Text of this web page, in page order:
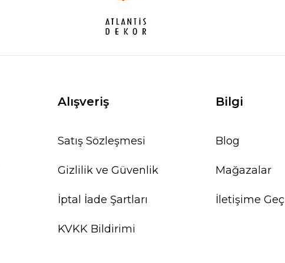
Alışveriş
Satış Sözleşmesi
Gizlilik ve Güvenlik
İptal İade Şartları
KVKK Bildirimi
Bilgi
Blog
Mağazalar
İletişime Geç